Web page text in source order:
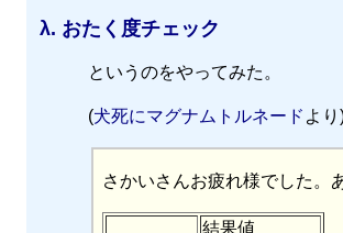
λ. おたく度チェック
というのをやってみた。
(犬死にマグナムトルネード より
さかいさんお疲れ様でした。
結果値